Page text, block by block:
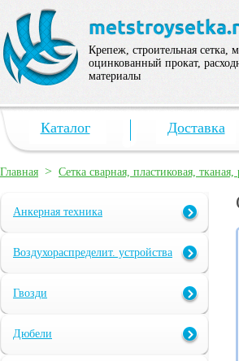
Крепеж, строительная сетка,
оцинкованный прокат,
материалы
Каталог Доставка
Главная > Сетка сварная, пластиковая, тканая,
Анкерная техника
Воздухораспределит. устройства
Гвозди
Дюбели